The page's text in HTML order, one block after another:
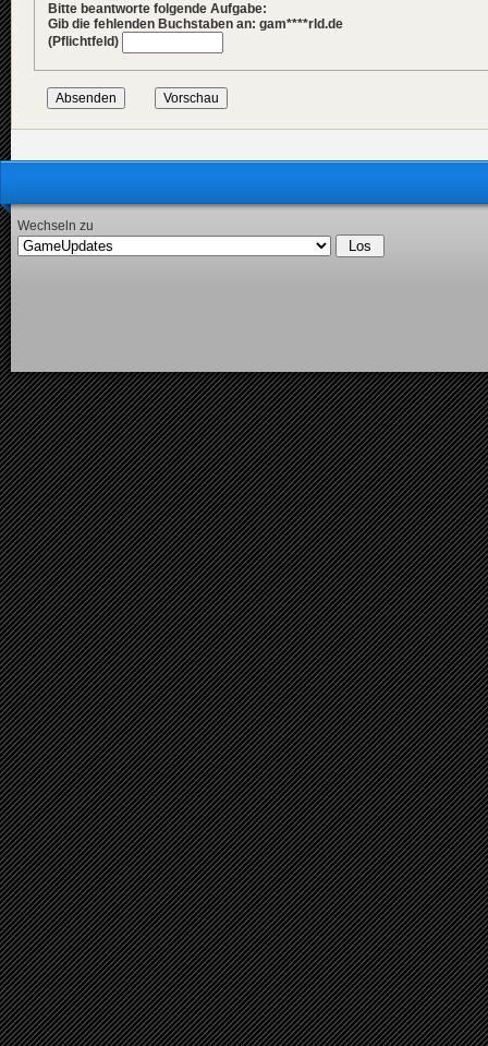
Bitte beantworte folgende Aufgabe:
Gib die fehlenden Buchstaben an: gam****rld.de
(Pflichtfeld)
Wechseln zu